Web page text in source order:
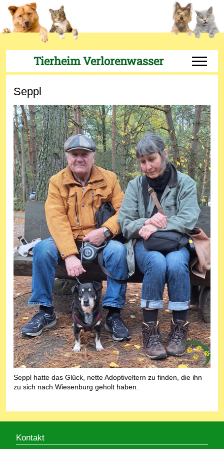
Tierheim Verlorenwasser Off-
Seppl
Seppl hatte das Glück, nette Adoptiveltern zu finden, die ihn
zu sich nach Wiesenburg geholt haben.
Kontakt